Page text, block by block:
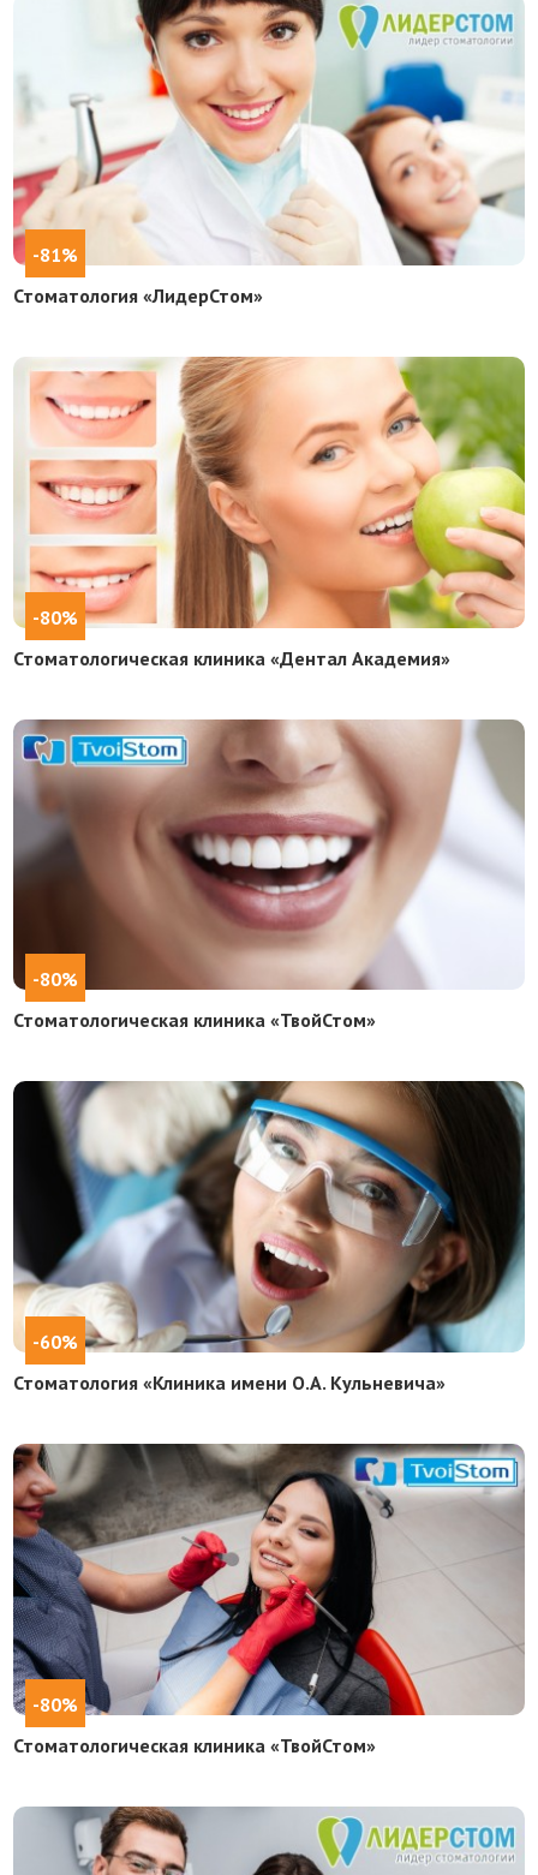
-81%
Стоматология «ЛидерСтом»
-80%
Стоматологическая клиника «Дентал Академия»
-80%
Стоматологическая клиника «ТвойСтом»
-60%
Стоматология «Клиника имени О.А. Кульневича»
-80%
Стоматологическая клиника «ТвойСтом»